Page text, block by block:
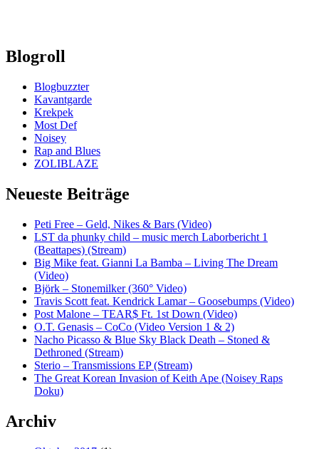
Blogroll
Blogbuzzter
Kavantgarde
Krekpek
Most Def
Noisey
Rap and Blues
ZOLIBLAZE
Neueste Beiträge
Peti Free – Geld, Nikes & Bars (Video)
LST da phunky child – music merch Laborbericht 1
(Beattapes) (Stream)
Big Mike feat. Gianni La Bamba – Living The Dream
(Video)
Björk – Stonemilker (360° Video)
Travis Scott feat. Kendrick Lamar – Goosebumps (Video)
Post Malone – TEAR$ Ft. 1st Down (Video)
O.T. Genasis – CoCo (Video Version 1 & 2)
Nacho Picasso & Blue Sky Black Death – Stoned &
Dethroned (Stream)
Sterio – Transmissions EP (Stream)
The Great Korean Invasion of Keith Ape (Noisey Raps
Doku)
Archiv